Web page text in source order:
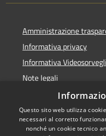
Amministrazione
Informativa privacy
Informativa
Note legali
Dichiarazione di
Questo sito web utilizza
necessari al corretto
nonché un cookie tecnico